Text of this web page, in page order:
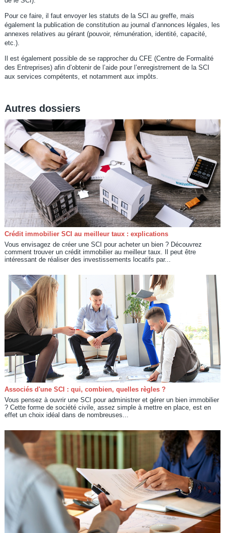
Pour ce faire, il faut envoyer les statuts de la SCI au greffe, mais
également la publication de constitution au journal d’annonces légales, les
annexes relatives au gérant (pouvoir, rémunération, identité, capacité,
etc.).
Il est également possible de se rapprocher du CFE (Centre de Formalité
des Entreprises) afin d’obtenir de l’aide pour l’enregistrement de la SCI
aux services compétents, et notamment aux impôts.
Autres dossiers
Crédit immobilier SCI au meilleur taux : explications
Vous envisagez de créer une SCI pour acheter un bien ? Découvrez
comment trouver un crédit immobilier au meilleur taux. Il peut être
intéressant de réaliser des investissements locatifs par...
Associés d'une SCI : qui, combien, quelles règles ?
Vous pensez à ouvrir une SCI pour administrer et gérer un bien immobilier
? Cette forme de société civile, assez simple à mettre en place, est en
effet un choix idéal dans de nombreuses...